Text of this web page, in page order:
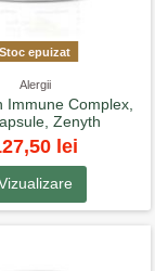
Stoc epuizat
Alergii
Immune Complex,
Zenyth
lei